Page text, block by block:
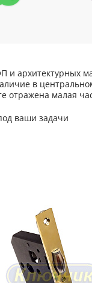
архитектурных
в
малая
ваши задачи